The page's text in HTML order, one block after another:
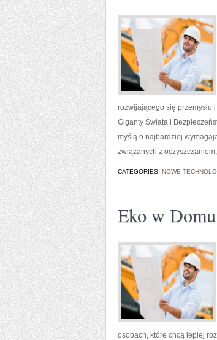
rozwijającego się przemysłu
Giganty Świata i
myślą o najbardziej
związanych z
CATEGORIES: NOWE
Eko w Domu
osobach, które chcą lepiej